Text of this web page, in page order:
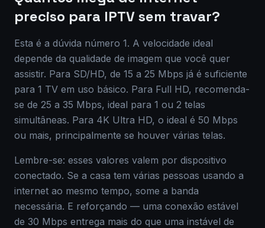
preciso para IPTV sem travar?
Esta é a dúvida número 1. A velocidade ideal
depende da qualidade de imagem que você quer
assistir. Para SD/HD, de 15 a 25 Mbps já é suficiente
para 1 TV em uso básico. Para Full HD, recomenda-
se de 25 a 35 Mbps, ideal para 1 ou 2 telas
simultâneas. Para 4K Ultra HD, o ideal é 50 Mbps
ou mais, principalmente se houver várias telas.
Lembre-se: esses valores valem por dispositivo
conectado. Se a casa tem várias pessoas usando a
internet ao mesmo tempo, some a banda
necessária. E reforçando — uma conexão estável
de 30 Mbps entrega mais do que uma instável de